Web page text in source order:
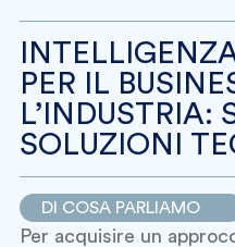
PER IL
L’INDUSTRIA:
SOLUZIONI
DI COSA PARLIAMO
Per acquisire un